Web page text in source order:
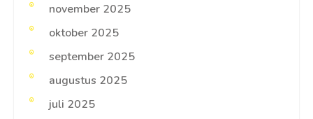
november 2025
oktober 2025
september 2025
augustus 2025
juli 2025